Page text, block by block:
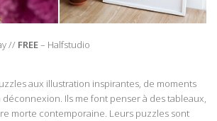
// FREE– Halfstudio
aux illustration inspirantes, de moments
déconnexion. Ils me font penser à des tableaux,
morte contemporaine. Leurs puzzles sont